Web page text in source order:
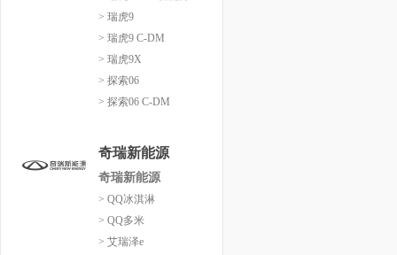
> 瑞虎9
> 瑞虎9 C-DM
> 瑞虎9X
> 探索06
> 探索06 C-DM
奇瑞新能源
奇瑞新能源
> QQ冰淇淋
> QQ多米
> 艾瑞泽e